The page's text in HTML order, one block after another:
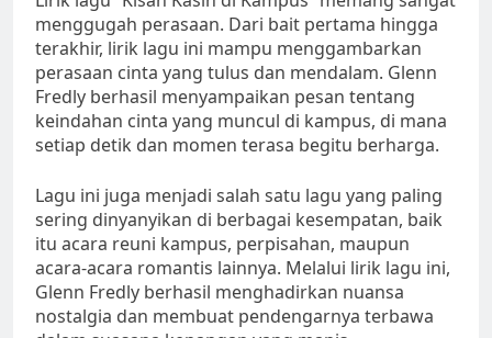
menggugah perasaan. Dari bait pertama hingga
terakhir, lirik lagu ini mampu menggambarkan
perasaan cinta yang tulus dan mendalam. Glenn
Fredly berhasil menyampaikan pesan tentang
keindahan cinta yang muncul di kampus, di mana
setiap detik dan momen terasa begitu berharga.
Lagu ini juga menjadi salah satu lagu yang paling
sering dinyanyikan di berbagai kesempatan, baik
itu acara reuni kampus, perpisahan, maupun
acara-acara romantis lainnya. Melalui lirik lagu ini,
Glenn Fredly berhasil menghadirkan nuansa
nostalgia dan membuat pendengarnya terbawa